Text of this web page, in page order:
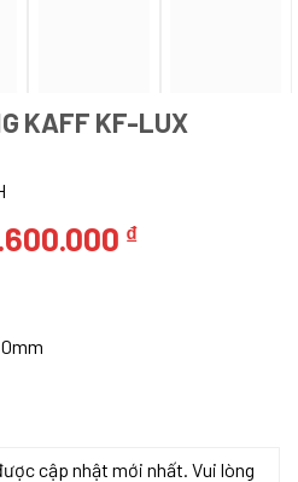
KAFF KF-LUX
₫.
₫Giá
cập nhật mới nhất. Vui lòng